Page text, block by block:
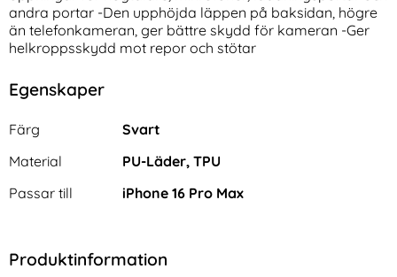
ENKAY iPhone 16 Pro Max/16
Pro Linsskydd Härdat Glas
Svart
Art. nr 230617
Tillgänglighet:
I lager
Samsung Galaxy S23 Plus
Skal Läderbelagt Svart
Art. nr 214769
andra portar -Den upphöjda läppen på baksidan, högre
än telefonkameran, ger bättre skydd för kameran -Ger
helkroppsskydd mot repor och stötar
Egenskaper
Egenskaper/attribut för denna produkt
Attribut
Färg
Svart
Material
PU-Läder, TPU
Passar till
iPhone 16 Pro Max
Produktinformation